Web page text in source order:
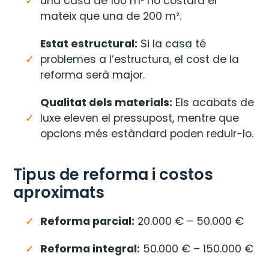
mateix que una de 200 m².
Estat estructural: Si la casa té
problemes a l’estructura, el cost de la
reforma serà major.
Qualitat dels materials: Els acabats de
luxe eleven el pressupost, mentre que
opcions més estàndard poden reduir-lo.
Tipus de reforma i costos
aproximats
Reforma parcial: 20.000 € – 50.000 €
Reforma integral: 50.000 € – 150.000 €